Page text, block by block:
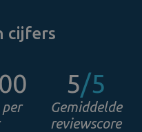
cijfers
per
5/5
Gemiddelde
reviewscore